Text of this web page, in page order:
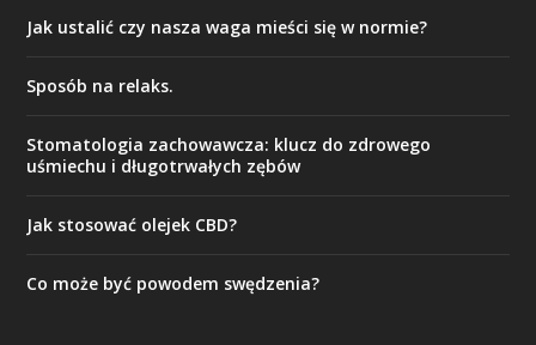
Jak ustalić czy nasza waga mieści się w normie?
Sposób na relaks.
Stomatologia zachowawcza: klucz do zdrowego
uśmiechu i długotrwałych zębów
Jak stosować olejek CBD?
Co może być powodem swędzenia?